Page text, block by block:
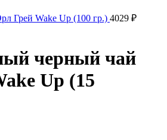
Грей Wake Up (100 гр.) 4029 ₽
черный чай
Up (15